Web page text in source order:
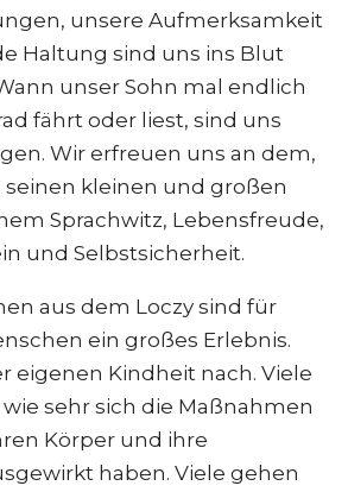
unsere Aufmerksamkeit
Haltung sind uns ins Blut
unser Sohn mal endlich
fährt oder liest, sind uns
Wir erfreuen uns an dem,
seinen kleinen und großen
Sprachwitz, Lebensfreude,
und Selbstsicherheit.
aus dem Loczy sind für
ein großes Erlebnis.
eigenen Kindheit nach. Viele
sehr sich die Maßnahmen
Körper und ihre
haben. Viele gehen